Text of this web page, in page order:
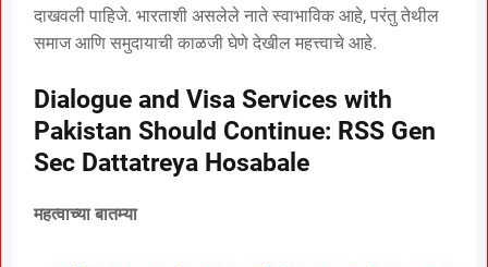
दाखवली पाहिजे. भारताशी असलेले नाते स्वाभाविक आहे, परंतु तेथील
समाज आणि समुदायाची काळजी घेणे देखील महत्त्वाचे आहे.
Dialogue and Visa Services with
Pakistan Should Continue: RSS Gen
Sec Dattatreya Hosabale
महत्वाच्या बातम्या